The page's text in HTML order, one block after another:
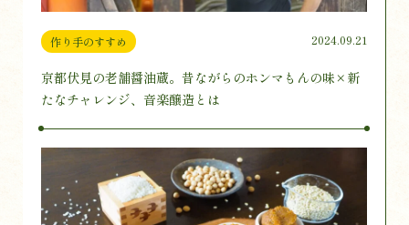
作り手のすすめ 2024.09.21
京都伏見の老舗醤油蔵。昔ながらのホンマもんの味×新
たなチャレンジ、音楽醸造とは